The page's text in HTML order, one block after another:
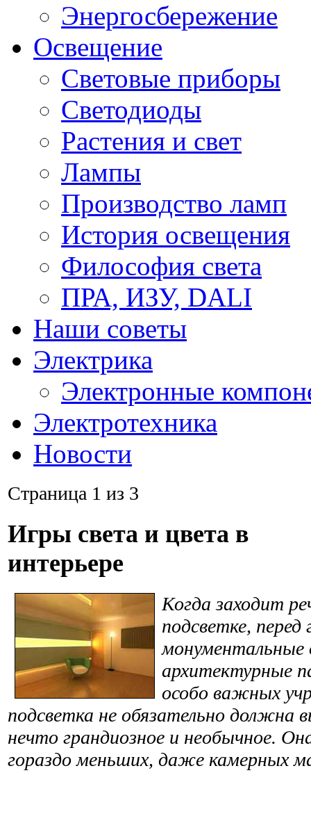
Энергосбережение
Освещение
Световые приборы
Светодиоды
Растения и свет
Лампы
Производство ламп
История освещения
Философия света
ПРА, ИЗУ, DALI
Наши советы
Электрика
Электронные
Электротехника
Новости
Страница 1 из 3
Игры света и цвета в
интерьере
Когда заходит
подсветке,
архитектурные
особо важных
подсветка не обязательно должна
нечто грандиозное и необычное.
гораздо меньших, даже камерных